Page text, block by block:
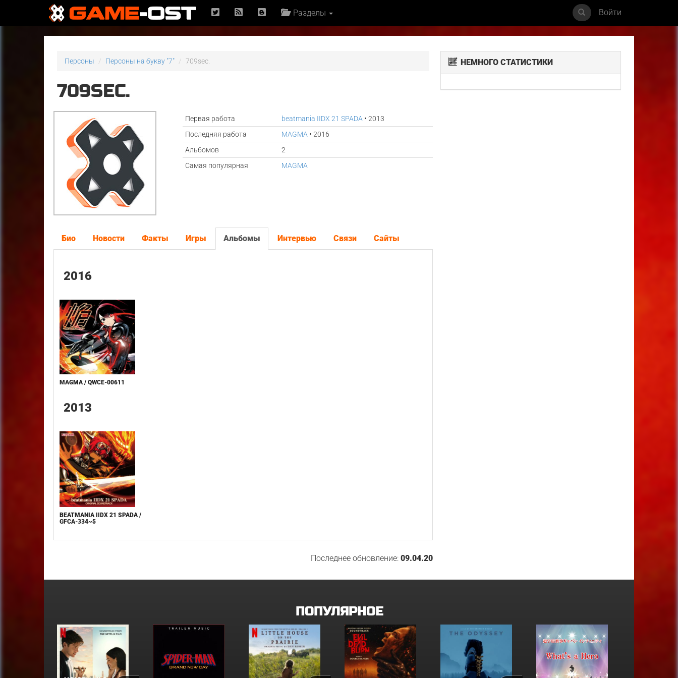
Разделы Войти
Персоны Персоны на букву "7" 709sec.
709SEC.
Первая работа beatmania IIDX 21 SPADA • 2013
Последняя работа
MAGMA • 2016
Альбомов
2
Самая популярная
MAGMA
Био Новости Факты Игры Альбомы Интервью Связи Сайты
2016
MAGMA / QWCE-00611
2013
BEATMANIA IIDX 21 SPADA /
GFCA-334~5
Последнее обновление: 09.04.20
НЕМНОГО СТАТИСТИКИ
ПОПУЛЯРНОЕ